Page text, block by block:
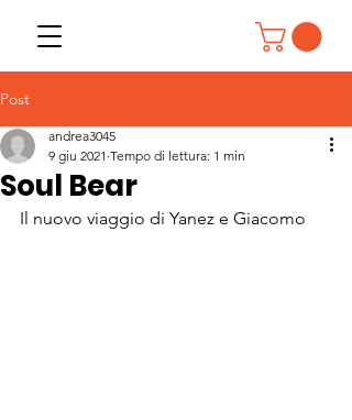
Post
Soul Bear
andrea3045
9 giu 2021 Tempo di lettura: 1 min
Il nuovo viaggio di Yanez e Giacomo